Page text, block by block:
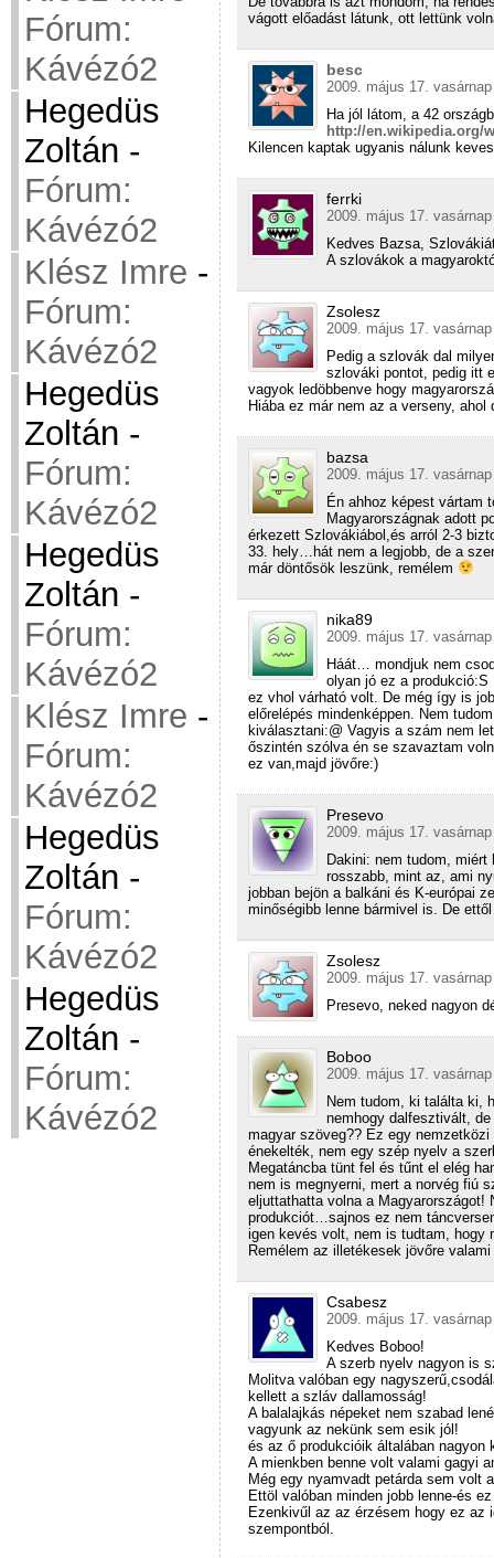
Fórum:
Kávézó2
Hegedüs
Zoltán -
Fórum:
Kávézó2
Klész Imre -
Fórum:
Kávézó2
Hegedüs
Zoltán -
Fórum:
Kávézó2
Hegedüs
Zoltán -
Fórum:
Kávézó2
Klész Imre -
Fórum:
Kávézó2
Hegedüs
Zoltán -
Fórum:
Kávézó2
Hegedüs
Zoltán -
Fórum:
Kávézó2
vágott előadást látunk, ott lettünk
besc
2009. május 17.
Ha jól látom, a 42
http://en.wikipedia.org/
Kilencen kaptak ugyanis nálunk
ferrki
2009. május 17.
Kedves Bazsa,
A szlovákok a
Zsolesz
2009. május 17.
Pedig a szlovák dal
szlováki pontot, pedig itt
vagyok ledöbbenve hogy
Hiába ez már nem az a verseny,
bazsa
2009. május 17.
Én ahhoz képest vártam
Magyarországnak adott
érkezett Szlovákiábol,és arról 2-3
33. hely…hát nem a legjobb, de a
már döntősök leszünk, remélem
nika89
2009. május 17.
Háát… mondjuk nem
olyan jó ez a
ez vhol várható volt. De még így is
előrelépés mindenképpen. Nem
kiválasztani:@ Vagyis a szám nem
őszintén szólva én se szavaztam
ez van,majd jövőre:)
Presevo
2009. május 17.
Dakini: nem tudom, miért
rosszabb, mint az, ami
jobban bejön a balkáni és K-európai
minőségibb lenne bármivel is. De
Zsolesz
2009. május 17.
Presevo, neked nagyon
Boboo
2009. május 17.
Nem tudom, ki találta ki,
nemhogy dalfesztivált,
magyar szöveg?? Ez egy
énekelték, nem egy szép nyelv a
Megatáncba tünt fel és tűnt el elég
nem is megnyerni, mert a norvég fiú
eljuttathatta volna a
produkciót…sajnos ez nem
igen kevés volt, nem is tudtam,
Remélem az illetékesek jövőre
Csabesz
2009. május 17.
Kedves Boboo!
A szerb nyelv nagyon is
Molitva valóban egy
kellett a szláv dallamosság!
A balalajkás népeket nem szabad
vagyunk az nekünk sem esik jól!
és az ő produkcióik általában
A mienkben benne volt valami gagyi
Még egy nyamvadt petárda sem volt
Ettöl valóban minden jobb lenne-és
Ezenkivűl az az érzésem hogy ez az
szempontból.